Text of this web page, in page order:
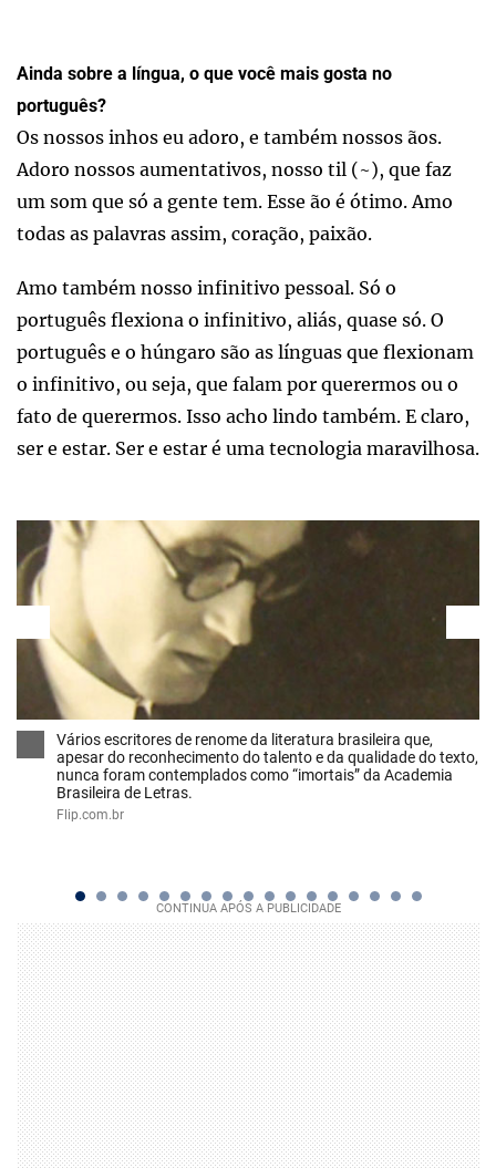
Ainda sobre a língua, o que você mais gosta no
português?
Os nossos inhos eu adoro, e também nossos ãos.
Adoro nossos aumentativos, nosso til (~), que faz
um som que só a gente tem. Esse ão é ótimo. Amo
todas as palavras assim, coração, paixão.
Amo também nosso infinitivo pessoal. Só o
português flexiona o infinitivo, aliás, quase só. O
português e o húngaro são as línguas que flexionam
o infinitivo, ou seja, que falam por querermos ou o
fato de querermos. Isso acho lindo também. E claro,
ser e estar. Ser e estar é uma tecnologia maravilhosa.
Vários escritores de renome da literatura brasileira que,
apesar do reconhecimento do talento e da qualidade do texto,
nunca foram contemplados como “imortais” da Academia
Brasileira de Letras.
Flip.com.br